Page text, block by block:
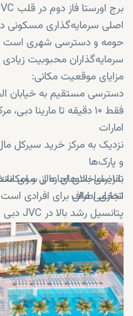
حومه و دسترسی شهری است و
سرمایه‌گذاران محبوبیت زیادی
مزایای موقعیت مکانی:
دسترسی مستقیم به خیابان
فقط ۱۰ دقیقه تا مارینا
امارات
نزدیک به مرکز خرید سیرکل
و پارک‌ها
تقاضای بالای اجاره از
تجاری اطراف
با زیرساخت‌های عالی و
انتخابی عالی برای افرادی
پتانسیل رشد بالا در JVC دبی هستند.